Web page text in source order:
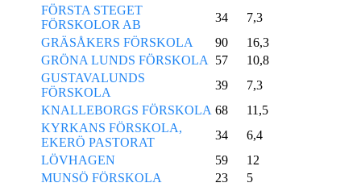
FÖRSTA STEGET
FÖRSKOLOR AB
34
7,3
GRÄSÅKERS FÖRSKOLA
90
16,3
GRÖNA LUNDS FÖRSKOLA
57
10,8
GUSTAVALUNDS
FÖRSKOLA
39
7,3
KNALLEBORGS FÖRSKOLA 68
11,5
KYRKANS FÖRSKOLA,
EKERÖ PASTORAT
34
6,4
LÖVHAGEN
59
12
MUNSÖ FÖRSKOLA
23
5